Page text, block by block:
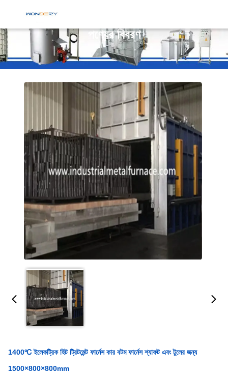
পণ্যের বিবরণ
1400℃ ইলেকট্রিক হিট ট্রিটমেন্ট ফার্নেস কার বটম ফার্নেস শ্যাফট এবং টুলের জন্য
1500×800×800mm